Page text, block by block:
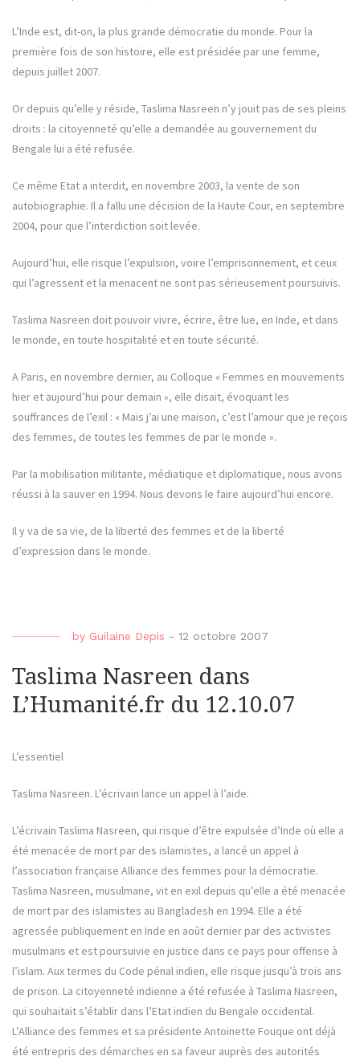
L’Inde est, dit-on, la plus grande démocratie du monde. Pour la
première fois de son histoire, elle est présidée par une femme,
depuis juillet 2007.
Or depuis qu’elle y réside, Taslima Nasreen n’y jouit pas de ses pleins
droits : la citoyenneté qu’elle a demandée au gouvernement du
Bengale lui a été refusée.
Ce même Etat a interdit, en novembre 2003, la vente de son
autobiographie. Il a fallu une décision de la Haute Cour, en septembre
2004, pour que l’interdiction soit levée.
Aujourd’hui, elle risque l’expulsion, voire l’emprisonnement, et ceux
qui l’agressent et la menacent ne sont pas sérieusement poursuivis.
Taslima Nasreen doit pouvoir vivre, écrire, être lue, en Inde, et dans
le monde, en toute hospitalité et en toute sécurité.
A Paris, en novembre dernier, au Colloque « Femmes en mouvements
hier et aujourd’hui pour demain », elle disait, évoquant les
souffrances de l’exil : « Mais j’ai une maison, c’est l’amour que je reçois
des femmes, de toutes les femmes de par le monde ».
Par la mobilisation militante, médiatique et diplomatique, nous avons
réussi à la sauver en 1994. Nous devons le faire aujourd’hui encore.
Il y va de sa vie, de la liberté des femmes et de la liberté
d’expression dans le monde.
by Guilaine Depis - 12 octobre 2007
Taslima Nasreen dans
L’Humanité.fr du 12.10.07
L’essentiel
Taslima Nasreen. L’écrivain lance un appel à l’aide.
L’écrivain Taslima Nasreen, qui risque d’être expulsée d’Inde où elle a
été menacée de mort par des islamistes, a lancé un appel à
l’association française Alliance des femmes pour la démocratie.
Taslima Nasreen, musulmane, vit en exil depuis qu’elle a été menacée
de mort par des islamistes au Bangladesh en 1994. Elle a été
agressée publiquement en Inde en août dernier par des activistes
musulmans et est poursuivie en justice dans ce pays pour offense à
l’islam. Aux termes du Code pénal indien, elle risque jusqu’à trois ans
de prison. La citoyenneté indienne a été refusée à Taslima Nasreen,
qui souhaitait s’établir dans l’Etat indien du Bengale occidental.
L’Alliance des femmes et sa présidente Antoinette Fouque ont déjà
été entrepris des démarches en sa faveur auprès des autorités